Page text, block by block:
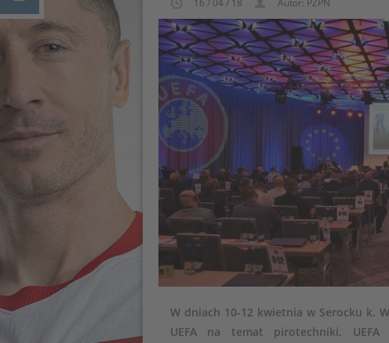
W dniach 10-12 kwietnia w Serocku k.
UEFA na temat pirotechniki. UEFA